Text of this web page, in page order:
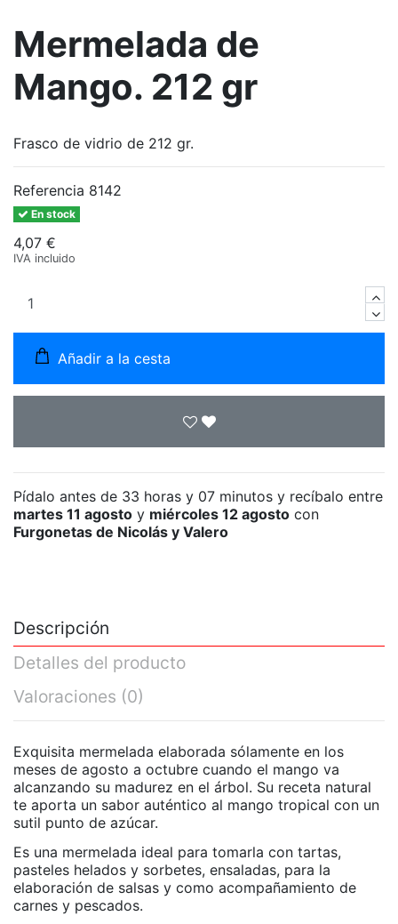
Mermelada de
Mango. 212 gr
Frasco de vidrio de 212 gr.
Referencia 8142
En stock
4,07 €
IVA incluido
Añadir a la cesta
Pídalo antes de 33 horas y 07 minutos y recíbalo entre
martes 11 agosto y miércoles 12 agosto con
Furgonetas de Nicolás y Valero
Descripción
Detalles del producto
Valoraciones (0)
Exquisita mermelada elaborada sólamente en los
meses de agosto a octubre cuando el mango va
alcanzando su madurez en el árbol. Su receta natural
te aporta un sabor auténtico al mango tropical con un
sutil punto de azúcar.
Es una mermelada ideal para tomarla con tartas,
pasteles helados y sorbetes, ensaladas, para la
elaboración de salsas y como acompañamiento de
carnes y pescados.